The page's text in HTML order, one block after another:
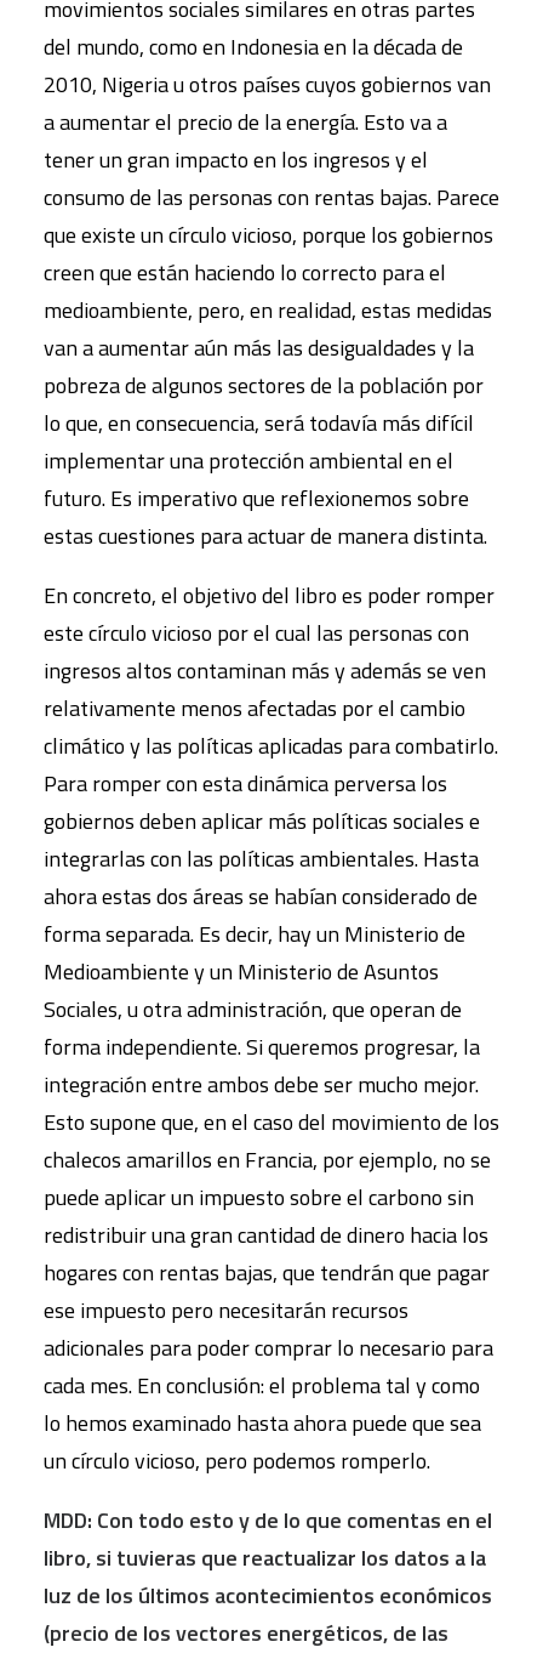
movimientos sociales similares en otras partes
del mundo, como en Indonesia en la década de
2010, Nigeria u otros países cuyos gobiernos van
a aumentar el precio de la energía. Esto va a
tener un gran impacto en los ingresos y el
consumo de las personas con rentas bajas. Parece
que existe un círculo vicioso, porque los gobiernos
creen que están haciendo lo correcto para el
medioambiente, pero, en realidad, estas medidas
van a aumentar aún más las desigualdades y la
pobreza de algunos sectores de la población por
lo que, en consecuencia, será todavía más difícil
implementar una protección ambiental en el
futuro. Es imperativo que reflexionemos sobre
estas cuestiones para actuar de manera distinta.
En concreto, el objetivo del libro es poder romper
este círculo vicioso por el cual las personas con
ingresos altos contaminan más y además se ven
relativamente menos afectadas por el cambio
climático y las políticas aplicadas para combatirlo.
Para romper con esta dinámica perversa los
gobiernos deben aplicar más políticas sociales e
integrarlas con las políticas ambientales. Hasta
ahora estas dos áreas se habían considerado de
forma separada. Es decir, hay un Ministerio de
Medioambiente y un Ministerio de Asuntos
Sociales, u otra administración, que operan de
forma independiente. Si queremos progresar, la
integración entre ambos debe ser mucho mejor.
Esto supone que, en el caso del movimiento de los
chalecos amarillos en Francia, por ejemplo, no se
puede aplicar un impuesto sobre el carbono sin
redistribuir una gran cantidad de dinero hacia los
hogares con rentas bajas, que tendrán que pagar
ese impuesto pero necesitarán recursos
adicionales para poder comprar lo necesario para
cada mes. En conclusión: el problema tal y como
lo hemos examinado hasta ahora puede que sea
un círculo vicioso, pero podemos romperlo.
MDD: Con todo esto y de lo que comentas en el
libro, si tuvieras que reactualizar los datos a la
luz de los últimos acontecimientos económicos
(precio de los vectores energéticos, de las